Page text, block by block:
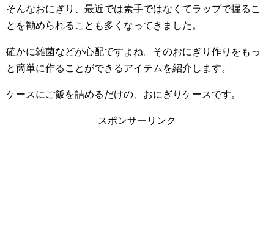
そんなおにぎり、最近では素手ではなくてラップで握るこ
とを勧められることも多くなってきました。
確かに雑菌などが心配ですよね。そのおにぎり作りをもっ
と簡単に作ることができるアイテムを紹介します。
ケースにご飯を詰めるだけの、おにぎりケースです。
スポンサーリンク